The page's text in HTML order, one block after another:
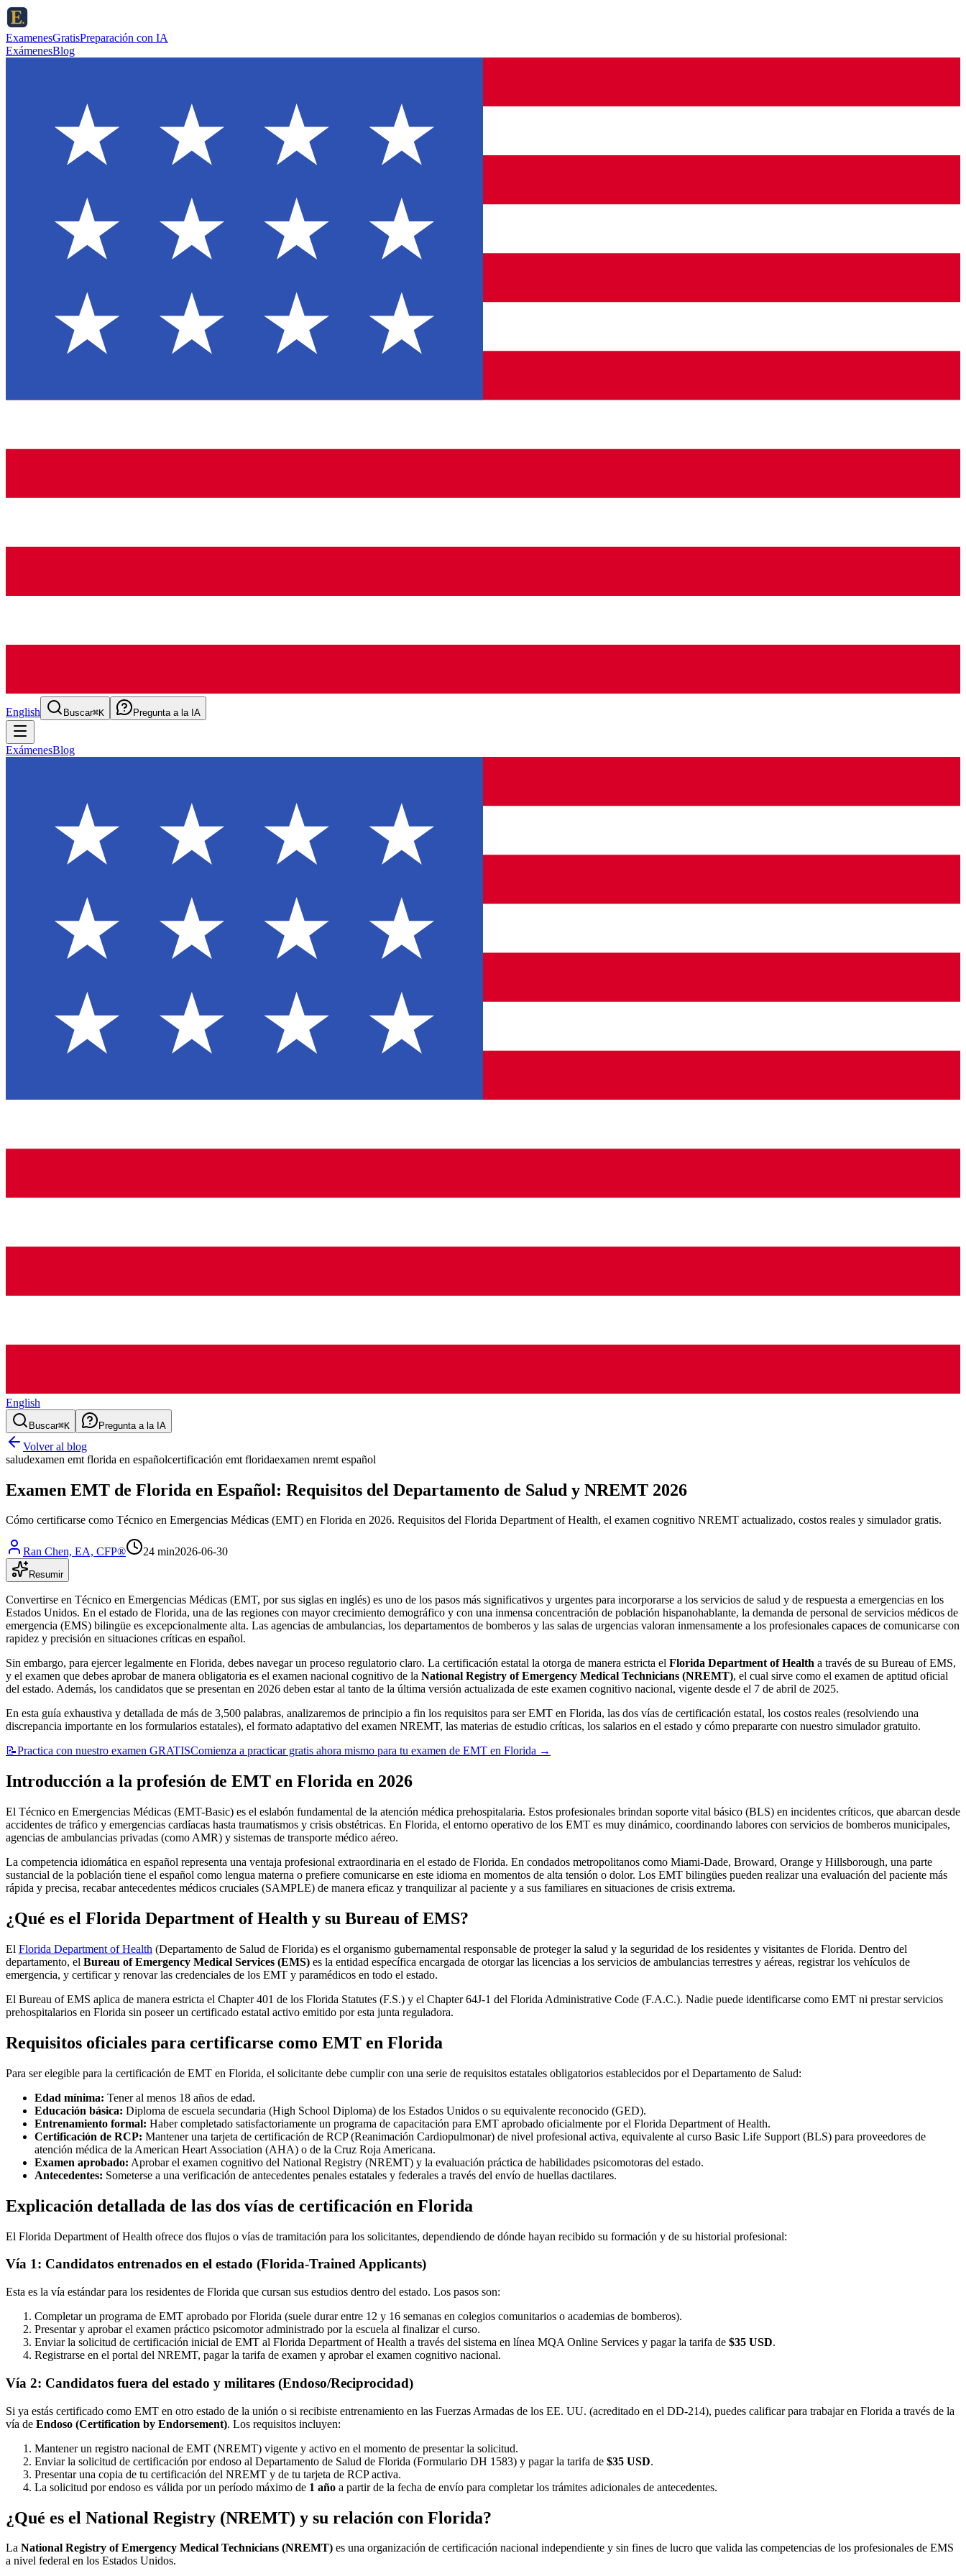
ExamenesGratisPreparación con IA
ExámenesBlog
English Buscar⌘K Pregunta a la IA
ExámenesBlog
English
Buscar⌘K Pregunta a la IA
Volver al blog
saludexamen emt florida en españolcertificación emt floridaexamen nremt español
Examen EMT de Florida en Español: Requisitos del Departamento de Salud y NREMT 2026
Cómo certificarse como Técnico en Emergencias Médicas (EMT) en Florida en 2026. Requisitos del Florida Department of Health, el examen cognitivo NREMT actualizado, costos reales y simulador gratis.
Ran Chen, EA, CFP® 24 min2026-06-30
Resumir
Convertirse en Técnico en Emergencias Médicas (EMT, por sus siglas en inglés) es uno de los pasos más significativos y urgentes para incorporarse a los servicios de salud y de respuesta a emergencias en los
Estados Unidos. En el estado de Florida, una de las regiones con mayor crecimiento demográfico y con una inmensa concentración de población hispanohablante, la demanda de personal de servicios médicos de
emergencia (EMS) bilingüe es excepcionalmente alta. Las agencias de ambulancias, los departamentos de bomberos y las salas de urgencias valoran inmensamente a los profesionales capaces de comunicarse con
rapidez y precisión en situaciones críticas en español.
Sin embargo, para ejercer legalmente en Florida, debes navegar un proceso regulatorio claro. La certificación estatal la otorga de manera estricta el Florida Department of Health a través de su Bureau of EMS,
y el examen que debes aprobar de manera obligatoria es el examen nacional cognitivo de la National Registry of Emergency Medical Technicians (NREMT), el cual sirve como el examen de aptitud oficial
del estado. Además, los candidatos que se presentan en 2026 deben estar al tanto de la última versión actualizada de este examen cognitivo nacional, vigente desde el 7 de abril de 2025.
En esta guía exhaustiva y detallada de más de 3,500 palabras, analizaremos de principio a fin los requisitos para ser EMT en Florida, las dos vías de certificación estatal, los costos reales (resolviendo una
discrepancia importante en los formularios estatales), el formato adaptativo del examen NREMT, las materias de estudio críticas, los salarios en el estado y cómo prepararte con nuestro simulador gratuito.
📝Practica con nuestro examen GRATISComienza a practicar gratis ahora mismo para tu examen de EMT en Florida →
Introducción a la profesión de EMT en Florida en 2026
El Técnico en Emergencias Médicas (EMT-Basic) es el eslabón fundamental de la atención médica prehospitalaria. Estos profesionales brindan soporte vital básico (BLS) en incidentes críticos, que abarcan desde
accidentes de tráfico y emergencias cardíacas hasta traumatismos y crisis obstétricas. En Florida, el entorno operativo de los EMT es muy dinámico, coordinando labores con servicios de bomberos municipales,
agencias de ambulancias privadas (como AMR) y sistemas de transporte médico aéreo.
La competencia idiomática en español representa una ventaja profesional extraordinaria en el estado de Florida. En condados metropolitanos como Miami-Dade, Broward, Orange y Hillsborough, una parte
sustancial de la población tiene el español como lengua materna o prefiere comunicarse en este idioma en momentos de alta tensión o dolor. Los EMT bilingües pueden realizar una evaluación del paciente más
rápida y precisa, recabar antecedentes médicos cruciales (SAMPLE) de manera eficaz y tranquilizar al paciente y a sus familiares en situaciones de crisis extrema.
¿Qué es el Florida Department of Health y su Bureau of EMS?
El Florida Department of Health (Departamento de Salud de Florida) es el organismo gubernamental responsable de proteger la salud y la seguridad de los residentes y visitantes de Florida. Dentro del
departamento, el Bureau of Emergency Medical Services (EMS) es la entidad específica encargada de otorgar las licencias a los servicios de ambulancias terrestres y aéreas, registrar los vehículos de
emergencia, y certificar y renovar las credenciales de los EMT y paramédicos en todo el estado.
El Bureau of EMS aplica de manera estricta el Chapter 401 de los Florida Statutes (F.S.) y el Chapter 64J-1 del Florida Administrative Code (F.A.C.). Nadie puede identificarse como EMT ni prestar servicios
prehospitalarios en Florida sin poseer un certificado estatal activo emitido por esta junta reguladora.
Requisitos oficiales para certificarse como EMT en Florida
Para ser elegible para la certificación de EMT en Florida, el solicitante debe cumplir con una serie de requisitos estatales obligatorios establecidos por el Departamento de Salud:
Edad mínima: Tener al menos 18 años de edad.
Educación básica: Diploma de escuela secundaria (High School Diploma) de los Estados Unidos o su equivalente reconocido (GED).
Entrenamiento formal: Haber completado satisfactoriamente un programa de capacitación para EMT aprobado oficialmente por el Florida Department of Health.
Certificación de RCP: Mantener una tarjeta de certificación de RCP (Reanimación Cardiopulmonar) de nivel profesional activa, equivalente al curso Basic Life Support (BLS) para proveedores de
atención médica de la American Heart Association (AHA) o de la Cruz Roja Americana.
Examen aprobado: Aprobar el examen cognitivo del National Registry (NREMT) y la evaluación práctica de habilidades psicomotoras del estado.
Antecedentes: Someterse a una verificación de antecedentes penales estatales y federales a través del envío de huellas dactilares.
Explicación detallada de las dos vías de certificación en Florida
El Florida Department of Health ofrece dos flujos o vías de tramitación para los solicitantes, dependiendo de dónde hayan recibido su formación y de su historial profesional:
Vía 1: Candidatos entrenados en el estado (Florida-Trained Applicants)
Esta es la vía estándar para los residentes de Florida que cursan sus estudios dentro del estado. Los pasos son:
Completar un programa de EMT aprobado por Florida (suele durar entre 12 y 16 semanas en colegios comunitarios o academias de bomberos).
Presentar y aprobar el examen práctico psicomotor administrado por la escuela al finalizar el curso.
Enviar la solicitud de certificación inicial de EMT al Florida Department of Health a través del sistema en línea MQA Online Services y pagar la tarifa de $35 USD.
Registrarse en el portal del NREMT, pagar la tarifa de examen y aprobar el examen cognitivo nacional.
Vía 2: Candidatos fuera del estado y militares (Endoso/Reciprocidad)
Si ya estás certificado como EMT en otro estado de la unión o si recibiste entrenamiento en las Fuerzas Armadas de los EE. UU. (acreditado en el DD-214), puedes calificar para trabajar en Florida a través de la
vía de Endoso (Certification by Endorsement). Los requisitos incluyen:
Mantener un registro nacional de EMT (NREMT) vigente y activo en el momento de presentar la solicitud.
Enviar la solicitud de certificación por endoso al Departamento de Salud de Florida (Formulario DH 1583) y pagar la tarifa de $35 USD.
Presentar una copia de tu certificación del NREMT y de tu tarjeta de RCP activa.
La solicitud por endoso es válida por un período máximo de 1 año a partir de la fecha de envío para completar los trámites adicionales de antecedentes.
¿Qué es el National Registry (NREMT) y su relación con Florida?
La National Registry of Emergency Medical Technicians (NREMT) es una organización de certificación nacional independiente y sin fines de lucro que valida las competencias de los profesionales de EMS
a nivel federal en los Estados Unidos.